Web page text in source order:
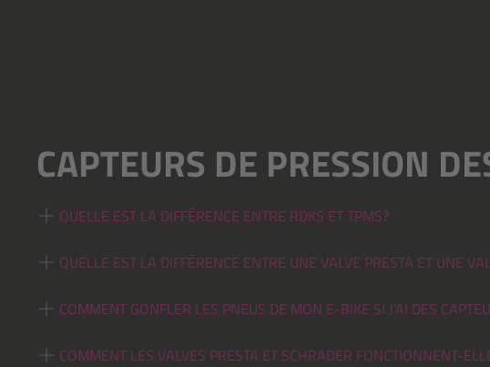
CAPTEURS DE PRESSION
QUELLE EST LA DIFFÉRENCE ENTRE RDKS ET TPMS?
QUELLE EST LA DIFFÉRENCE ENTRE UNE VALVE PRESTA ET UNE
COMMENT GONFLER LES PNEUS DE MON E-BIKE SI J’AI DES
COMMENT LES VALVES PRESTA ET SCHRADER FONCTIONNENT-